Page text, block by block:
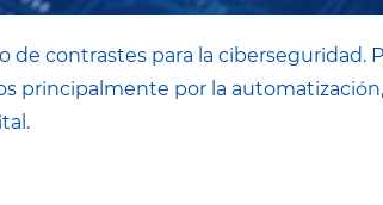
de contrastes para la ciberseguridad.
principalmente por la